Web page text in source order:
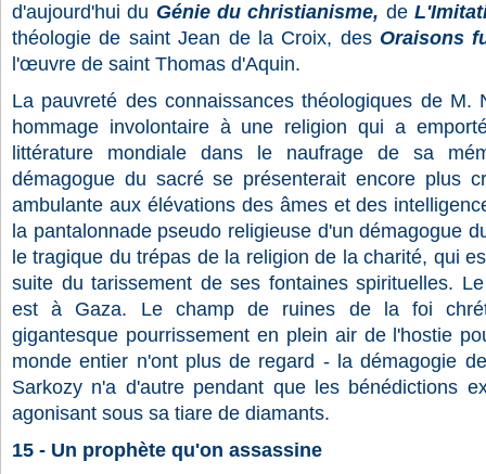
d'aujourd'hui du Génie du christianisme, de
théologie de saint Jean de la Croix, des Oraisons
l'œuvre de saint Thomas d'Aquin.
La pauvreté des connaissances théologiques de M.
hommage involontaire à une religion qui a
littérature mondiale dans le naufrage de sa
démagogue du sacré se présenterait encore plus
ambulante aux élévations des âmes et des
la pantalonnade pseudo religieuse d'un démagogue
le tragique du trépas de la religion de la charité, qui
suite du tarissement de ses fontaines spirituelles.
est à Gaza. Le champ de ruines de la foi
gigantesque pourrissement en plein air de l'hostie
monde entier n'ont plus de regard - la démagogie
Sarkozy n'a d'autre pendant que les bénédictions
agonisant sous sa tiare de diamants.
15 - Un prophète qu'on assassine